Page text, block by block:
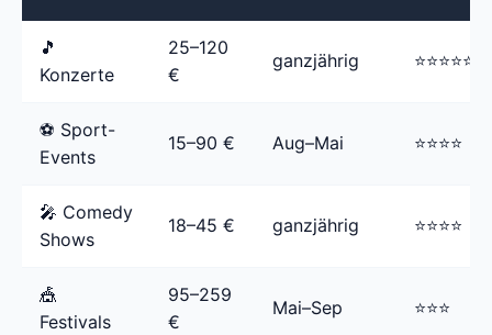
🎵
Konzerte
25–120
€
ganzjährig ⭐⭐⭐⭐⭐
⚽ Sport-
Events
15–90 € Aug–Mai ⭐⭐⭐⭐
🎤 Comedy
Shows
18–45 € ganzjährig ⭐⭐⭐⭐
🎪
Festivals
95–259
€
Mai–Sep ⭐⭐⭐